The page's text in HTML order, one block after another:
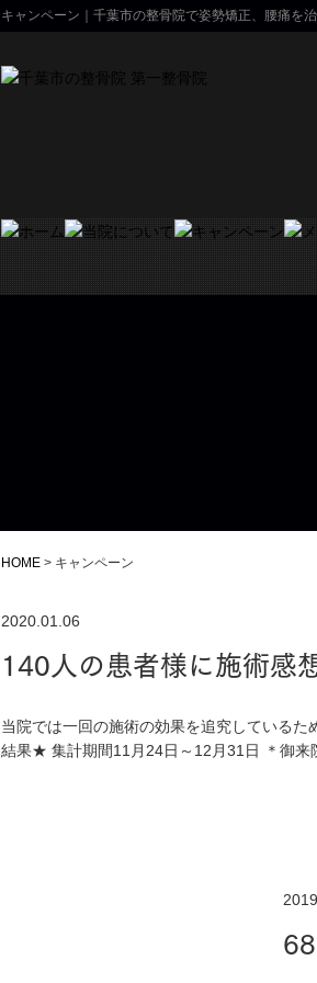
キャンペーン｜千葉市の整骨院で姿勢矯正、腰痛を
HOME > キャンペーン
2020.01.06
140人の患者様に施術感
当院では一回の施術の効果を追究している
結果★ 集計期間11月24日～12月31日 ＊御来